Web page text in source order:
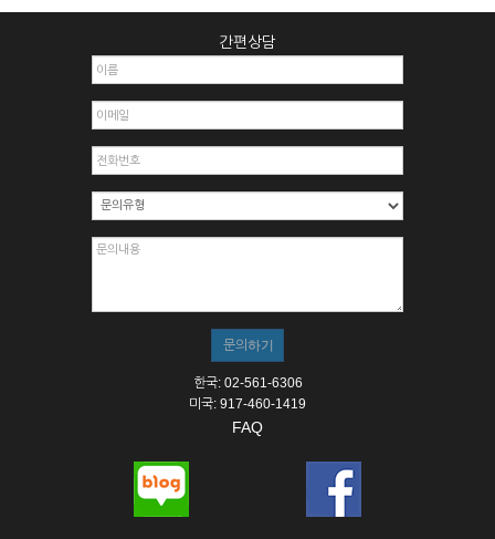
간편상담
한국: 02-561-6306
미국: 917-460-1419
FAQ